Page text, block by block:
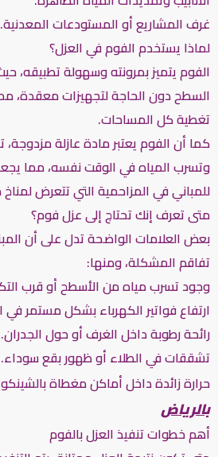
غرف المشاريع أو المستودعات المعدنية.
لماذا يستخدم الفوم في العزل؟
الفوم يتميز بمرونته وسهولة تطبيقه،
السطح دون الحاجة لتجهيزات معقدة،
تغطية كل المساحات.
كما أن الفوم يعتبر مادة عازلة مزدوجة،
وتسرب المياه في الوقت نفسه، مما
للمباني في المزاحمية التي تتعرض لمناخ
متى تعرف إنك تحتاج إلى عزل فوم؟
بعض العلامات الواضحة تدل على أن
تفاقم المشكلة، ومنها:
وجود تسرب مياه من الأسطح أو قرب
ارتفاع فواتير الكهرباء بشكل مستمر
رائحة رطوبة داخل الغرف أو حول الجدران.
تشققات في الطلاء أو ظهور بقع سوداء.
حرارة زائدة داخل أماكن مغطاة
بالرياض
أهم خطوات تنفيذ العزل بالفوم